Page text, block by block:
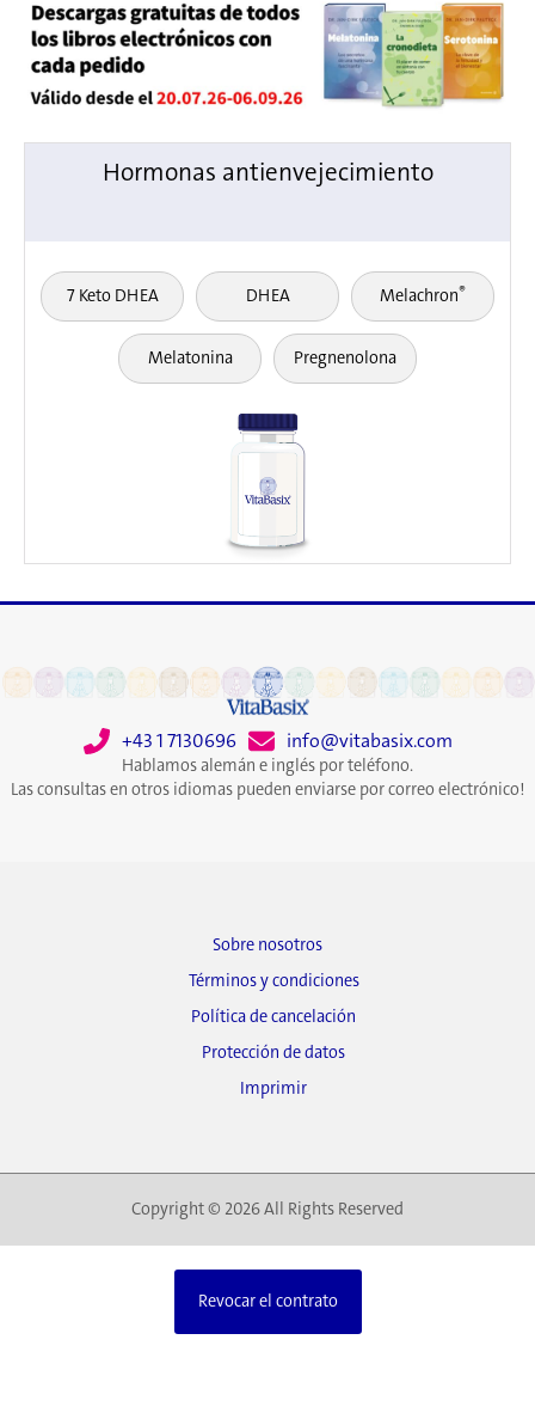
Hormonas antienvejecimiento
7 Keto DHEA DHEA Melachron®
Melatonina Pregnenolona
+43 1 7130696 info@vitabasix.com
Hablamos alemán e inglés por teléfono.
Las consultas en otros idiomas pueden enviarse por correo electrónico!
Sobre nosotros
Términos y condiciones
Política de cancelación
Protección de datos
Imprimir
Copyright © 2026 All Rights Reserved
Revocar el contrato